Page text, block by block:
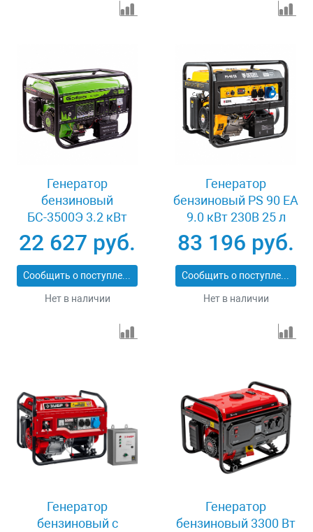
Генератор
бензиновый
БС-3500Э 3.2 кВт
230В 4-х тактный 15 л
электростартер
Сибртех 94538
22 627 руб.
Сообщить о поступлении
Нет в наличии
Генератор
бензиновый PS 90 EA
9.0 кВт 230В 25 л
коннектор
автоматики
электростартер
Denzel 946934
83 196 руб.
Сообщить о поступлении
Нет в наличии
Генератор
бензиновый с
Генератор
бензиновый 3300 Вт